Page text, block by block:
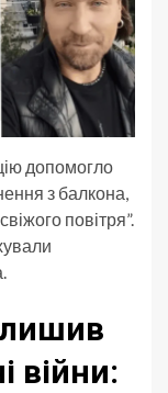
допомогло
з балкона,
повітря”.
війни: